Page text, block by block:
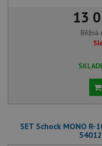
13
Běžná
SET Schock MONO